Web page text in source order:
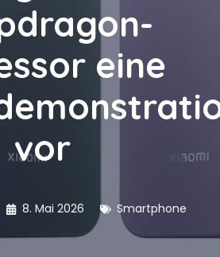
eine
vor
8. Mai 2026 Smartphone